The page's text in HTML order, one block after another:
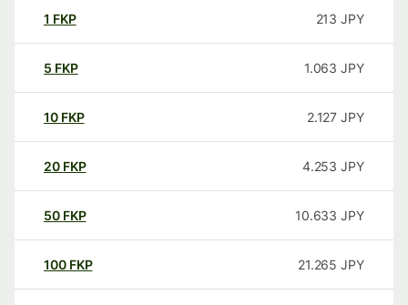
1 FKP 213 JPY
5 FKP 1.063 JPY
10 FKP 2.127 JPY
20 FKP 4.253 JPY
50 FKP 10.633 JPY
100 FKP 21.265 JPY